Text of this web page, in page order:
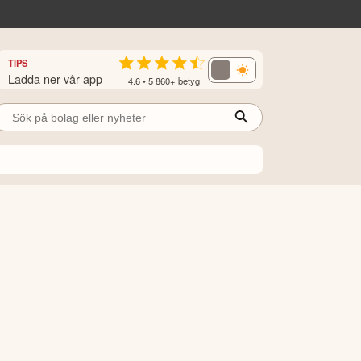
TIPS
Ladda ner vår app 4.6 • 5 860+ betyg